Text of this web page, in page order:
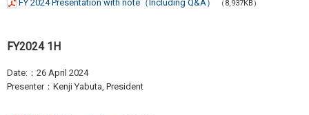
FY 2024 Presentation with note（Including Q&A） （8,937KB）
FY2024 1H
Date:：26 April 2024
Presenter：Kenji Yabuta, President